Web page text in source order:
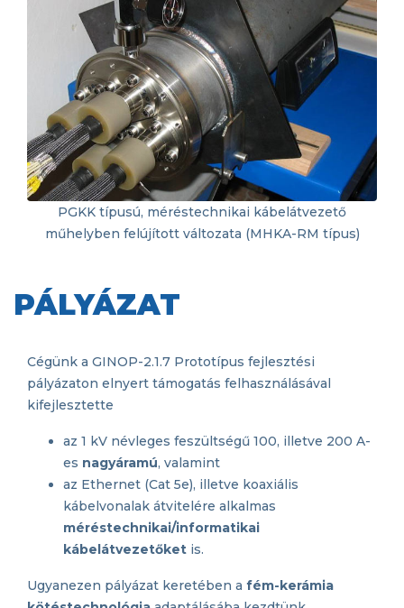
PGKK típusú, méréstechnikai kábelátvezető
műhelyben felújított változata (MHKA-RM típus)
PÁLYÁZAT
Cégünk a GINOP-2.1.7 Prototípus fejlesztési
pályázaton elnyert támogatás felhasználásával
kifejlesztette
az 1 kV névleges feszültségű 100, illetve 200 A-
es nagyáramú, valamint
az Ethernet (Cat 5e), illetve koaxiális
kábelvonalak átvitelére alkalmas
méréstechnikai/informatikai
kábelátvezetőket is.
Ugyanezen pályázat keretében a fém-kerámia